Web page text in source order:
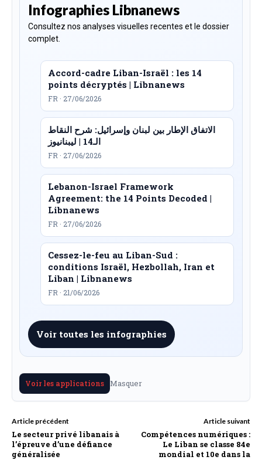
Infographies Libnanews
Consultez nos analyses visuelles recentes et le dossier
complet.
Accord-cadre Liban-Israël : les 14
points décryptés | Libnanews
FR · 27/06/2026
الاتفاق الإطار بين لبنان وإسرائيل: شرح النقاط
الـ14 | ليبنانيوز
FR · 27/06/2026
Lebanon-Israel Framework
Agreement: the 14 Points Decoded |
Libnanews
FR · 27/06/2026
Cessez-le-feu au Liban-Sud :
conditions Israël, Hezbollah, Iran et
Liban | Libnanews
FR · 21/06/2026
Voir toutes les infographies
Voir les applications Masquer
Article précédent
Le secteur privé libanais à
l’épreuve d’une défiance
généralisée
Article suivant
Compétences numériques :
Le Liban se classe 84e
mondial et 10e dans la